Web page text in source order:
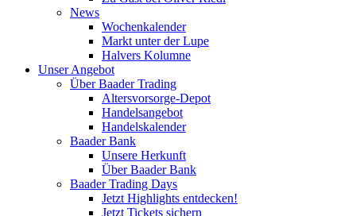
News
Wochenkalender
Markt unter der Lupe
Halvers Kolumne
Unser Angebot
Über Baader Trading
Altersvorsorge-Depot
Handelsangebot
Handelskalender
Baader Bank
Unsere Herkunft
Über Baader Bank
Baader Trading Days
Jetzt Highlights entdecken!
Jetzt Tickets sichern